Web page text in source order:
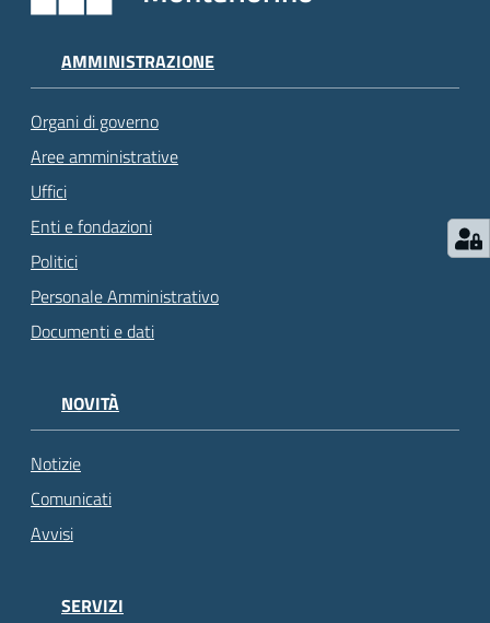
AMMINISTRAZIONE
Organi di governo
Aree amministrative
Uffici
Enti e fondazioni
Politici
Personale Amministrativo
Documenti e dati
NOVITÀ
Notizie
Comunicati
Avvisi
SERVIZI